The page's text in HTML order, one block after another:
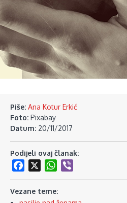
Piše: Ana Kotur Erkić
Foto: Pixabay
Datum: 20/11/2017
Podijeli ovaj članak:
Facebook
WhatsApp
Vezane teme: